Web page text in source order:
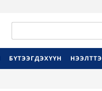
БҮТЭЭГДЭХҮҮН